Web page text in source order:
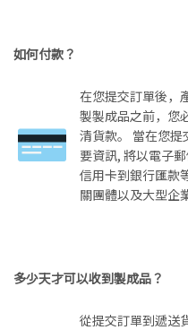
如何付款？
在您提交訂單後，
製製成品之前，您
清貨款。 當在您提
要資訊, 將以電子
信用卡到銀行匯款
關團體以及大型企
多少天才可以收到製成品？
從提交訂單到遞送